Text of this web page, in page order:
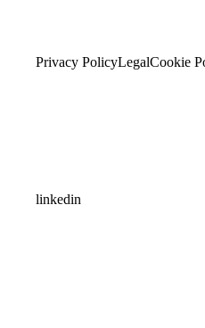
Privacy PolicyLegalCookie
linkedin